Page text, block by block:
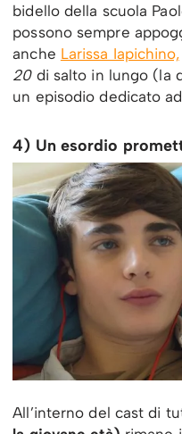
bidello della scuola
possono sempre
anche Larissa Iapichino,
20di salto in lungo (la
un episodio dedicato
4) Un esordio
All’interno del cast di